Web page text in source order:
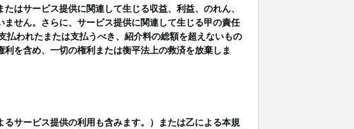
はサービス提供に関連して生じる収益、利益、のれん、
せん。さらに、サービス提供に関連して生じる甲の責任
われたまたは支払うべき、紹介料の総額を超えないもの
を含め、一切の権利または衡平法上の救済を放棄しま
サービス提供の利用も含みます。）または乙による本規